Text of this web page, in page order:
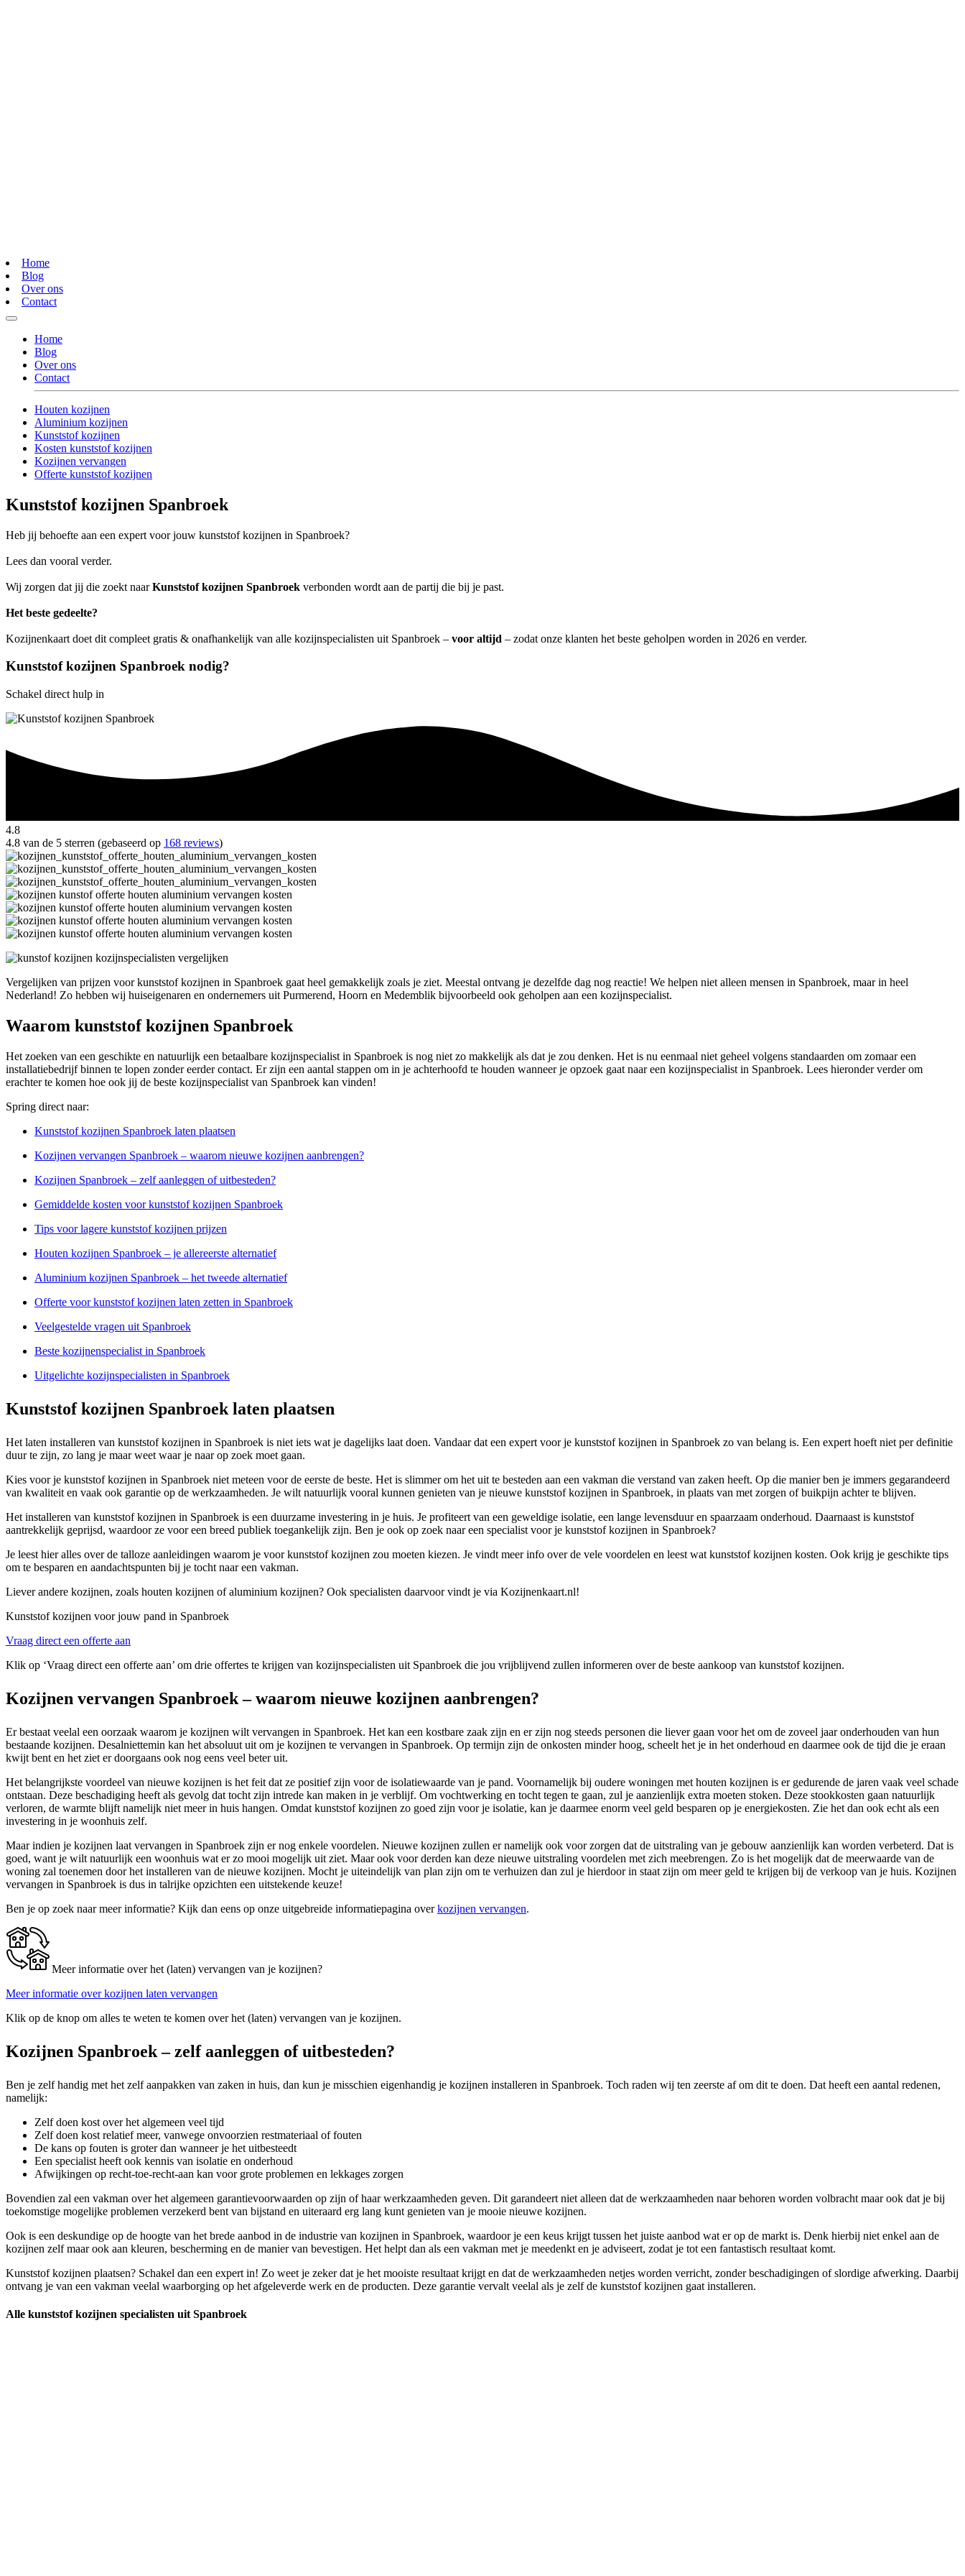
Home
Blog
Over ons
Contact
Home
Blog
Over ons
Contact
Houten kozijnen
Aluminium kozijnen
Kunststof kozijnen
Kosten kunststof kozijnen
Kozijnen vervangen
Offerte kunststof kozijnen
Kunststof kozijnen Spanbroek
Heb jij behoefte aan een expert voor jouw kunststof kozijnen in Spanbroek?
Lees dan vooral verder.
Wij zorgen dat jij die zoekt naarKunststof kozijnen Spanbroek verbonden wordt aan de partij die bij je past.
Het beste gedeelte?
Kozijnenkaart doet dit compleet gratis & onafhankelijk van alle kozijnspecialisten uit Spanbroek – voor altijd – zodat onze klanten het beste geholpen worden in 2026 en verder.
Kunststof kozijnen Spanbroek nodig?
Schakel direct hulp in
4.8
4.8 van de 5 sterren (gebaseerd op 168 reviews)
Vergelijken van prijzen voor kunststof kozijnen in Spanbroek gaat heel gemakkelijk zoals je ziet. Meestal ontvang je dezelfde dag nog reactie! We helpen niet alleen mensen in Spanbroek, maar in heel
Nederland! Zo hebben wij huiseigenaren en ondernemers uit Purmerend, Hoorn en Medemblik bijvoorbeeld ook geholpen aan een kozijnspecialist.
Waarom kunststof kozijnen Spanbroek
Het zoeken van een geschikte en natuurlijk een betaalbare kozijnspecialist in Spanbroek is nog niet zo makkelijk als dat je zou denken. Het is nu eenmaal niet geheel volgens standaarden om zomaar een
installatiebedrijf binnen te lopen zonder eerder contact. Er zijn een aantal stappen om in je achterhoofd te houden wanneer je opzoek gaat naar een kozijnspecialist in Spanbroek. Lees hieronder verder om
erachter te komen hoe ook jij de beste kozijnspecialist van Spanbroek kan vinden!
Spring direct naar:
Kunststof kozijnen Spanbroek laten plaatsen
Kozijnen vervangen Spanbroek – waarom nieuwe kozijnen aanbrengen?
Kozijnen Spanbroek – zelf aanleggen of uitbesteden?
Gemiddelde kosten voor kunststof kozijnen Spanbroek
Tips voor lagere kunststof kozijnen prijzen
Houten kozijnen Spanbroek – je allereerste alternatief
Aluminium kozijnen Spanbroek – het tweede alternatief
Offerte voor kunststof kozijnen laten zetten in Spanbroek
Veelgestelde vragen uit Spanbroek
Beste kozijnenspecialist in Spanbroek
Uitgelichte kozijnspecialisten in Spanbroek
Kunststof kozijnen Spanbroek laten plaatsen
Het laten installeren van kunststof kozijnen in Spanbroek is niet iets wat je dagelijks laat doen. Vandaar dat een expert voor je kunststof kozijnen in Spanbroek zo van belang is. Een expert hoeft niet per definitie
duur te zijn, zo lang je maar weet waar je naar op zoek moet gaan.
Kies voor je kunststof kozijnen in Spanbroek niet meteen voor de eerste de beste. Het is slimmer om het uit te besteden aan een vakman die verstand van zaken heeft. Op die manier ben je immers gegarandeerd
van kwaliteit en vaak ook garantie op de werkzaamheden. Je wilt natuurlijk vooral kunnen genieten van je nieuwe kunststof kozijnen in Spanbroek, in plaats van met zorgen of buikpijn achter te blijven.
Het installeren van kunststof kozijnen in Spanbroek is een duurzame investering in je huis. Je profiteert van een geweldige isolatie, een lange levensduur en spaarzaam onderhoud. Daarnaast is kunststof
aantrekkelijk geprijsd, waardoor ze voor een breed publiek toegankelijk zijn. Ben je ook op zoek naar een specialist voor je kunststof kozijnen in Spanbroek?
Je leest hier alles over de talloze aanleidingen waarom je voor kunststof kozijnen zou moeten kiezen. Je vindt meer info over de vele voordelen en leest wat kunststof kozijnen kosten. Ook krijg je geschikte tips
om te besparen en aandachtspunten bij je tocht naar een vakman.
Liever andere kozijnen, zoals houten kozijnen of aluminium kozijnen? Ook specialisten daarvoor vindt je via Kozijnenkaart.nl!
Kunststof kozijnen voor jouw pand in Spanbroek
Vraag direct een offerte aan
Klik op ‘Vraag direct een offerte aan’ om drie offertes te krijgen van kozijnspecialisten uit Spanbroek die jou vrijblijvend zullen informeren over de beste aankoop van kunststof kozijnen.
Kozijnen vervangen Spanbroek – waarom nieuwe kozijnen aanbrengen?
Er bestaat veelal een oorzaak waarom je kozijnen wilt vervangen in Spanbroek. Het kan een kostbare zaak zijn en er zijn nog steeds personen die liever gaan voor het om de zoveel jaar onderhouden van hun
bestaande kozijnen. Desalniettemin kan het absoluut uit om je kozijnen te vervangen in Spanbroek. Op termijn zijn de onkosten minder hoog, scheelt het je in het onderhoud en daarmee ook de tijd die je eraan
kwijt bent en het ziet er doorgaans ook nog eens veel beter uit.
Het belangrijkste voordeel van nieuwe kozijnen is het feit dat ze positief zijn voor de isolatiewaarde van je pand. Voornamelijk bij oudere woningen met houten kozijnen is er gedurende de jaren vaak veel schade
ontstaan. Deze beschadiging heeft als gevolg dat tocht zijn intrede kan maken in je verblijf. Om vochtwerking en tocht tegen te gaan, zul je aanzienlijk extra moeten stoken. Deze stookkosten gaan natuurlijk
verloren, de warmte blijft namelijk niet meer in huis hangen. Omdat kunststof kozijnen zo goed zijn voor je isolatie, kan je daarmee enorm veel geld besparen op je energiekosten. Zie het dan ook echt als een
investering in je woonhuis zelf.
Maar indien je kozijnen laat vervangen in Spanbroek zijn er nog enkele voordelen. Nieuwe kozijnen zullen er namelijk ook voor zorgen dat de uitstraling van je gebouw aanzienlijk kan worden verbeterd. Dat is
goed, want je wilt natuurlijk een woonhuis wat er zo mooi mogelijk uit ziet. Maar ook voor derden kan deze nieuwe uitstraling voordelen met zich meebrengen. Zo is het mogelijk dat de meerwaarde van de
woning zal toenemen door het installeren van de nieuwe kozijnen. Mocht je uiteindelijk van plan zijn om te verhuizen dan zul je hierdoor in staat zijn om meer geld te krijgen bij de verkoop van je huis. Kozijnen
vervangen in Spanbroek is dus in talrijke opzichten een uitstekende keuze!
Ben je op zoek naar meer informatie? Kijk dan eens op onze uitgebreide informatiepagina overkozijnen vervangen.
Meer informatie over het (laten) vervangen van je kozijnen?
Meer informatie over kozijnen laten vervangen
Klik op de knop om alles te weten te komen over het (laten) vervangen van je kozijnen.
Kozijnen Spanbroek – zelf aanleggen of uitbesteden?
Ben je zelf handig met het zelf aanpakken van zaken in huis, dan kun je misschien eigenhandig je kozijnen installeren in Spanbroek. Toch raden wij ten zeerste af om dit te doen. Dat heeft een aantal redenen,
namelijk:
Zelf doen kost over het algemeen veel tijd
Zelf doen kost relatief meer, vanwege onvoorzien restmateriaal of fouten
De kans op fouten is groter dan wanneer je het uitbesteedt
Een specialist heeft ook kennis van isolatie en onderhoud
Afwijkingen op recht-toe-recht-aan kan voor grote problemen en lekkages zorgen
Bovendien zal een vakman over het algemeen garantievoorwaarden op zijn of haar werkzaamheden geven. Dit garandeert niet alleen dat de werkzaamheden naar behoren worden volbracht maar ook dat je bij
toekomstige mogelijke problemen verzekerd bent van bijstand en uiteraard erg lang kunt genieten van je mooie nieuwe kozijnen.
Ook is een deskundige op de hoogte van het brede aanbod in de industrie van kozijnen in Spanbroek, waardoor je een keus krijgt tussen het juiste aanbod wat er op de markt is. Denk hierbij niet enkel aan de
kozijnen zelf maar ook aan kleuren, bescherming en de manier van bevestigen. Het helpt dan als een vakman met je meedenkt en je adviseert, zodat je tot een fantastisch resultaat komt.
Kunststof kozijnen plaatsen? Schakel dan een expert in! Zo weet je zeker dat je het mooiste resultaat krijgt en dat de werkzaamheden netjes worden verricht, zonder beschadigingen of slordige afwerking. Daarbij
ontvang je van een vakman veelal waarborging op het afgeleverde werk en de producten. Deze garantie vervalt veelal als je zelf de kunststof kozijnen gaat installeren.
Alle kunststof kozijnen specialisten uit Spanbroek